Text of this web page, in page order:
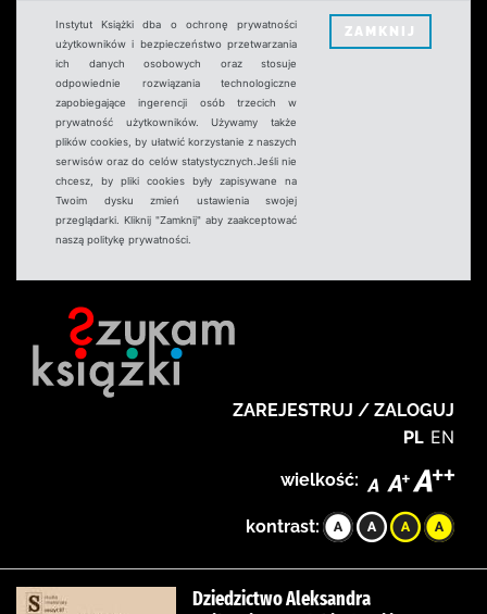
Instytut Książki dba o ochronę prywatności
użytkowników i bezpieczeństwo przetwarzania
ich danych osobowych oraz stosuje
odpowiednie rozwiązania technologiczne
zapobiegające ingerencji osób trzecich w
prywatność użytkowników. Używamy także
plików cookies, by ułatwić korzystanie z naszych
serwisów oraz do celów statystycznych.Jeśli nie
chcesz, by pliki cookies były zapisywane na
Twoim dysku zmień ustawienia swojej
przeglądarki. Kliknij "Zamknij" aby zaakceptować
naszą politykę prywatności.
ZAMKNIJ
ZAREJESTRUJ / ZALOGUJ
PL EN
wielkość:
kontrast:
Dziedzictwo Aleksandra